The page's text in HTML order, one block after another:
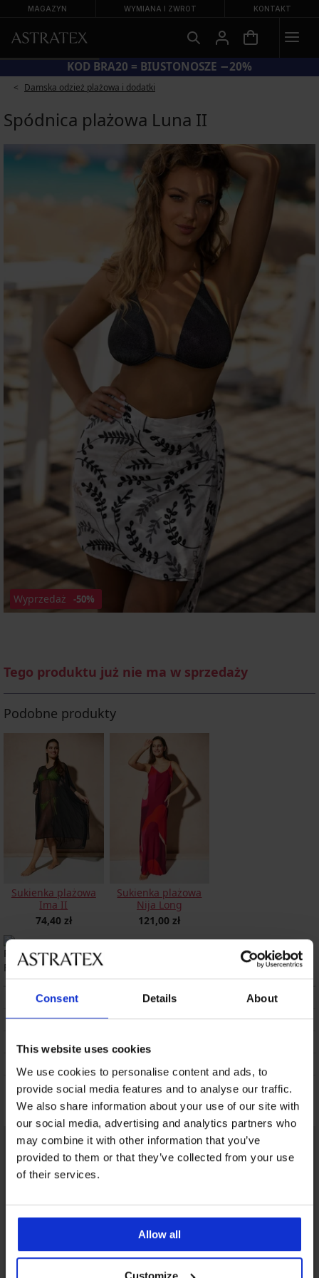
Consent Details About
This website uses cookies
We use cookies to personalise content and ads, to
provide social media features and to analyse our traffic.
We also share information about your use of our site with
our social media, advertising and analytics partners who
may combine it with other information that you’ve
provided to them or that they’ve collected from your use
of their services.
Allow all
MAGAZYN WYMIANA I ZWROT KONTAKT
KOD BRA20 = BIUSTONOSZE −20%
Damska odzież plażowa i dodatki
Spódnica plażowa Luna II
Wyprzedaż -50%
Tego produktu już nie ma w sprzedaży
Podobne produkty
Sukienka plażowa
Ima II
74,40 zł
Sukienka plażowa
Nija Long
121,00 zł
Wyprodukowano w Polsce
OPIS
DOSTAWA I PŁATNOŚĆ
WYMIANA
Może Ci się spodobać